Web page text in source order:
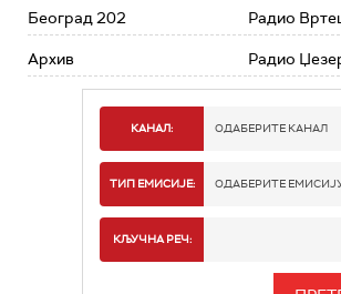
Београд 202
Архив
Радио
Радио
КАНАЛ: ОДАБЕРИТЕ КАНАЛ
РАДИО
РАДИО
ТИП ЕМИСИЈЕ: ОДАБЕРИТЕ
КЉУЧНА РЕЧ: